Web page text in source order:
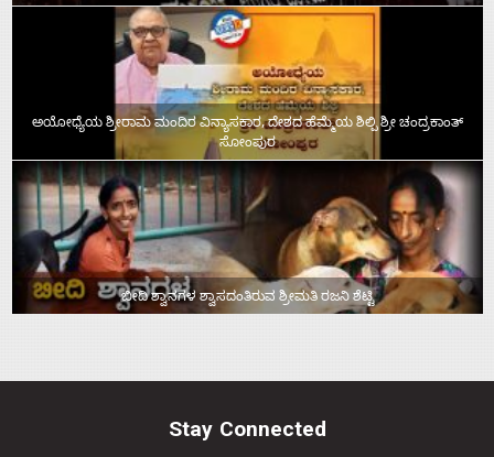
ಅಯೋಧ್ಯೆಯ ಶ್ರೀರಾಮ ಮಂದಿರ ವಿನ್ಯಾಸಕಾರ, ದೇಶದ ಹೆಮ್ಮೆಯ ಶಿಲ್ಪಿ ಶ್ರೀ ಚಂದ್ರಕಾಂತ್‌
ಸೋಂಪುರ
ಬೀದಿ ಶ್ವಾನಗಳ ಶ್ವಾಸದಂತಿರುವ ಶ್ರೀಮತಿ ರಜನಿ ಶೆಟ್ಟಿ
Stay Connected